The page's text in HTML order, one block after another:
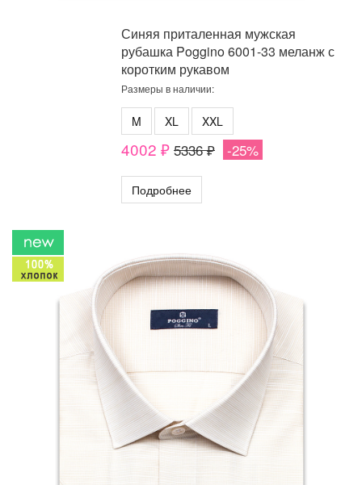
Синяя приталенная мужская
рубашка Poggino 6001-33 меланж с
коротким рукавом
Размеры в наличии:
M XL XXL
4002 ₽ 5336 ₽ -25%
Подробнее